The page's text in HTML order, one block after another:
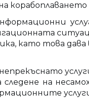
като това
следене на